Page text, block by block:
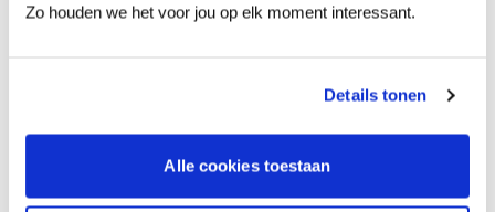
Zo houden we het voor jou op elk moment interessant.
Details tonen
Alle cookies toestaan
Kleuradvies aan huis
ruimtes.
Krijg kleuradvies op basis van de lichtinval
en je meubels.